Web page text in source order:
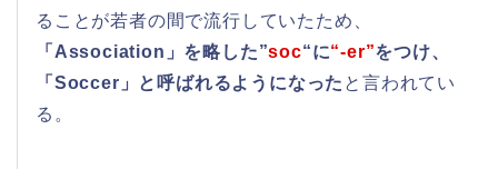
ることが若者の間で流行していたため、
「Association」を略した”soc“に“-er”をつけ、
「Soccer」と呼ばれるようになった と言われてい
る。